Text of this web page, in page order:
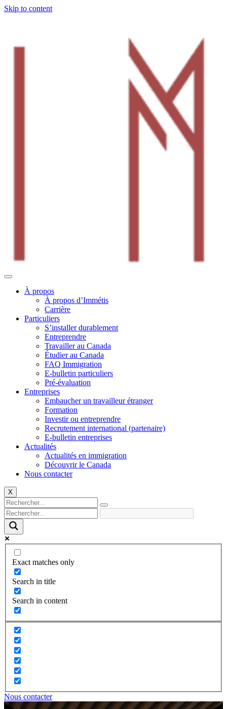
Skip to content
À propos
À propos d’Immétis
Carrière
Particuliers
S’installer durablement
Entreprendre
Travailler au Canada
Étudier au Canada
FAQ Immigration
E-bulletin particuliers
Pré-évaluation
Entreprises
Embaucher un travailleur étranger
Formation
Investir ou entreprendre
Recrutement international (partenaire)
E-bulletin entreprises
Actualités
Actualités en immigration
Découvrir le Canada
Nous contacter
X
Exact matches only
Search in title
Search in content
Nous contacter